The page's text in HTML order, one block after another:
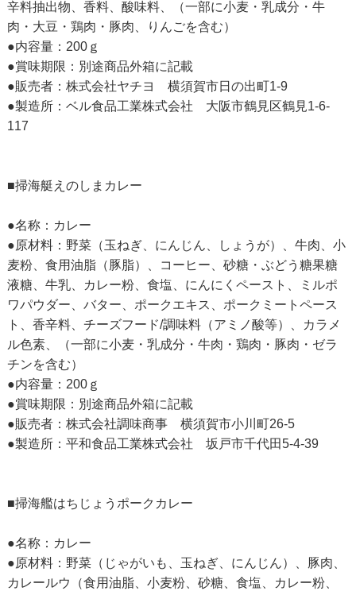
辛料抽出物、香料、酸味料、（一部に小麦・乳成分・牛
肉・大豆・鶏肉・豚肉、りんごを含む）
●内容量：200ｇ
●賞味期限：別途商品外箱に記載
●販売者：株式会社ヤチヨ 横須賀市日の出町1-9
●製造所：ベル食品工業株式会社 大阪市鶴見区鶴見1-6-
117
■掃海艇えのしまカレー
●名称：カレー
●原材料：野菜（玉ねぎ、にんじん、しょうが）、牛肉、小
麦粉、食用油脂（豚脂）、コーヒー、砂糖・ぶどう糖果糖
液糖、牛乳、カレー粉、食塩、にんにくペースト、ミルポ
ワパウダー、バター、ポークエキス、ポークミートペース
ト、香辛料、チーズフード/調味料（アミノ酸等）、カラメ
ル色素、（一部に小麦・乳成分・牛肉・鶏肉・豚肉・ゼラ
チンを含む）
●内容量：200ｇ
●賞味期限：別途商品外箱に記載
●販売者：株式会社調味商事 横須賀市小川町26-5
●製造所：平和食品工業株式会社 坂戸市千代田5-4-39
■掃海艦はちじょうポークカレー
●名称：カレー
●原材料：野菜（じゃがいも、玉ねぎ、にんじん）、豚肉、
カレールウ（食用油脂、小麦粉、砂糖、食塩、カレー粉、